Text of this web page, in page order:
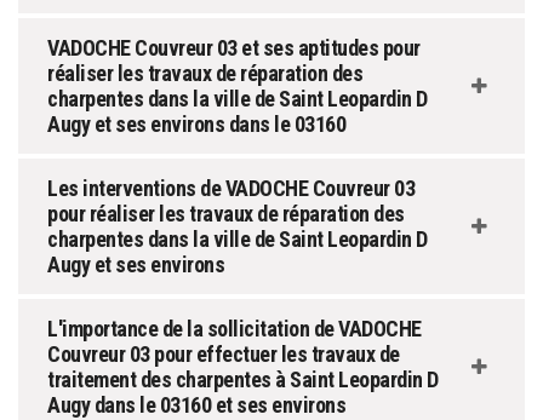
VADOCHE Couvreur 03 et ses aptitudes pour
réaliser les travaux de réparation des
charpentes dans la ville de Saint Leopardin D
Augy et ses environs dans le 03160
Les interventions de VADOCHE Couvreur 03
pour réaliser les travaux de réparation des
charpentes dans la ville de Saint Leopardin D
Augy et ses environs
L'importance de la sollicitation de VADOCHE
Couvreur 03 pour effectuer les travaux de
traitement des charpentes à Saint Leopardin D
Augy dans le 03160 et ses environs